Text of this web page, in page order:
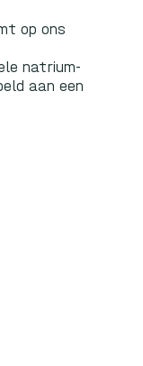
op ons
natrium-
aan een